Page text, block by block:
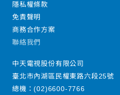
隱私權條款
免責聲明
商務合作方案
聯絡我們
中天電視股份有限公司
臺北市內湖區民權東路六段25號
總機：(02)6600-7766